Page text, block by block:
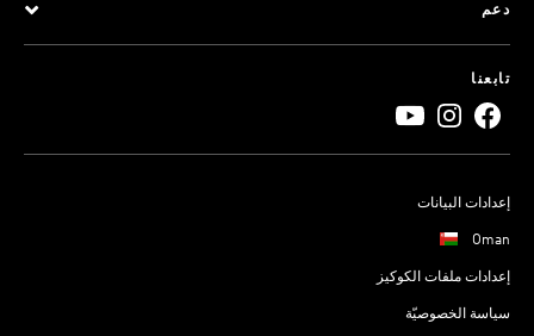
دعم
تابعنا
إعدادات البيانات
Oman
إعدادات ملفات الكوكيز
سياسة الخصوصيّة